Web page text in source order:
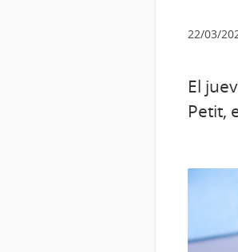
22/03/
El
Petit,